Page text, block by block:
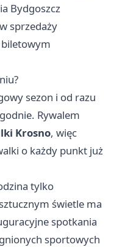
Bydgoszcz
sprzedaży
sezon i od razu
Rywalem
Krosno, więc
o każdy punkt już
tylko
świetle ma
spotkania
sportowych